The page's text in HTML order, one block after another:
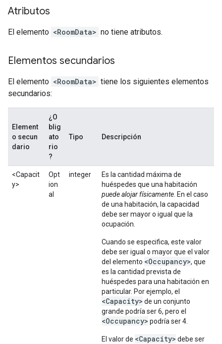
Atributos
El elemento <RoomData> no tiene atributos.
Elementos secundarios
El elemento <RoomData> tiene los siguientes elementos
secundarios:
Element
o secun
dario
¿O
blig
ato
rio
?
Tipo Descripción
<Capacit
y>
Opt
ion
al
integer
Es la cantidad máxima de
huéspedes que una habitación
puede alojar físicamente . En el caso
de una habitación, la capacidad
debe ser mayor o igual que la
ocupación.
Cuando se especifica, este valor
debe ser igual o mayor que el valor
del elemento <Occupancy>, que
es la cantidad prevista de
huéspedes para una habitación en
particular. Por ejemplo, el
<Capacity> de un conjunto
grande podría ser 6, pero el
<Occupancy> podría ser 4.
El valor de <Capacity> debe ser